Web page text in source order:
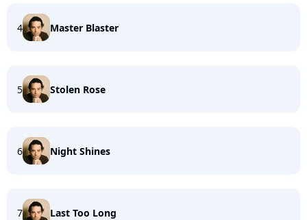
4 Master Blaster
5 Stolen Rose
6 Night Shines
7 Last Too Long